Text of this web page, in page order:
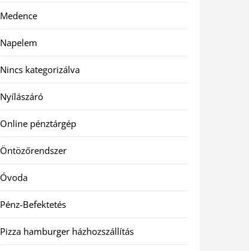
Medence
Napelem
Nincs kategorizálva
Nyílászáró
Online pénztárgép
Öntözőrendszer
Óvoda
Pénz-Befektetés
Pizza hamburger házhozszállítás